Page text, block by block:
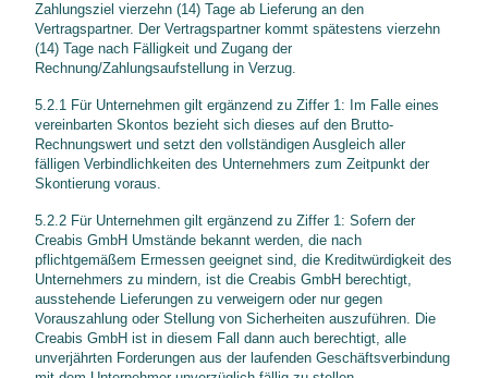
Zahlungsziel vierzehn (14) Tage ab Lieferung an den
Vertragspartner. Der Vertragspartner kommt spätestens vierzehn
(14) Tage nach Fälligkeit und Zugang der
Rechnung/Zahlungsaufstellung in Verzug.
5.2.1 Für Unternehmen gilt ergänzend zu Ziffer 1: Im Falle eines
vereinbarten Skontos bezieht sich dieses auf den Brutto-
Rechnungswert und setzt den vollständigen Ausgleich aller
fälligen Verbindlichkeiten des Unternehmers zum Zeitpunkt der
Skontierung voraus.
5.2.2 Für Unternehmen gilt ergänzend zu Ziffer 1: Sofern der
Creabis GmbH Umstände bekannt werden, die nach
pflichtgemäßem Ermessen geeignet sind, die Kreditwürdigkeit des
Unternehmers zu mindern, ist die Creabis GmbH berechtigt,
ausstehende Lieferungen zu verweigern oder nur gegen
Vorauszahlung oder Stellung von Sicherheiten auszuführen. Die
Creabis GmbH ist in diesem Fall dann auch berechtigt, alle
unverjährten Forderungen aus der laufenden Geschäftsverbindung